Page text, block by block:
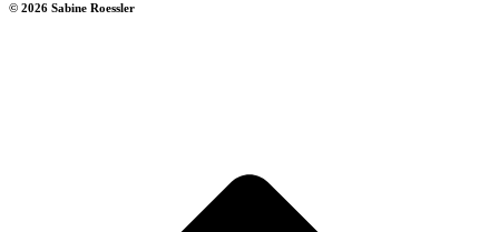
© 2026 Sabine Roessler